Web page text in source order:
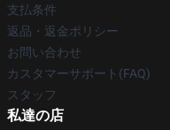
支払条件
返品・返金ポリシー
お問い合わせ
カスタマーサポート(FAQ)
スタッフ
私達の店